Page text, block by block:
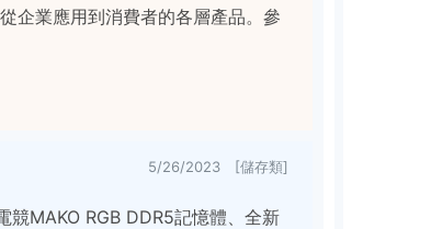
企業應用到消費者的各層產品。參
5/26/2023 [儲存類]
MAKO RGB DDR5記憶體、全新